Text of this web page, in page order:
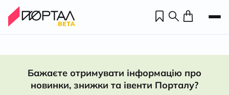
Бажаєте отримувати інформацію про
новинки, знижки та івенти Порталу?